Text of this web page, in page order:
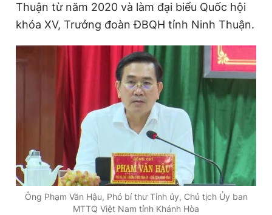
Thuận từ năm 2020 và làm đại biểu Quốc hội
khóa XV, Trưởng đoàn ĐBQH tỉnh Ninh Thuận.
Ông Phạm Văn Hậu, Phó bí thư Tỉnh ủy, Chủ tịch Ủy ban
MTTQ Việt Nam tỉnh Khánh Hòa